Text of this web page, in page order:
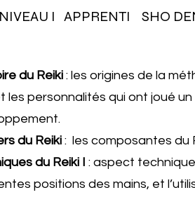
NIVEAU I APPRENTI SHO
du Reiki : les origines de la
les personnalités qui ont joué
du Reiki : les composantes du
du Reiki I : aspect
positions des mains, et